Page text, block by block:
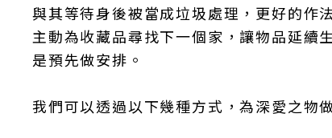
與其等待身後被當成垃圾處理，更好的作
主動為收藏品尋找下一個家，讓物品延續
是預先做安排。
我們可以透過以下幾種方式，為深愛之物